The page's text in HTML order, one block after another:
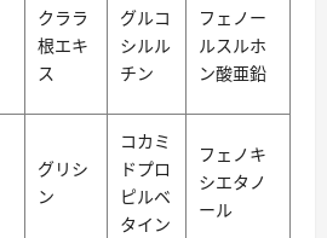
クララ
根エキ
ス
グルコ
シルル
チン
フェノー
ルスルホ
ン酸亜鉛
グリシ
ン
コカミ
ドプロ
ピルベ
タイン
フェノキ
シエタノ
ール